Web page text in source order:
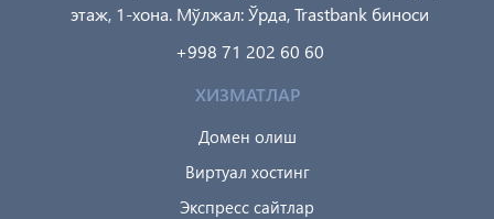
этаж, 1-хона. Мўлжал: Ўрда, Trastbank биноси
+998 71 202 60 60
ХИЗМАТЛАР
Домен олиш
Виртуал хостинг
Экспресс сайтлар